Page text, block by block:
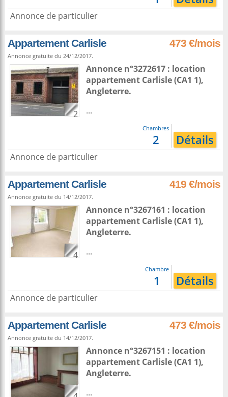
Annonce de particulier
Appartement Carlisle 473 €/mois
Annonce gratuite du 24/12/2017.
2
Annonce n°3272617 : location
appartement Carlisle(CA1 1),
Angleterre.
...
Chambres
2 Détails
Annonce de particulier
Appartement Carlisle 419 €/mois
Annonce gratuite du 14/12/2017.
4
Annonce n°3267161 : location
appartement Carlisle(CA1 1),
Angleterre.
...
Chambre
1 Détails
Annonce de particulier
Appartement Carlisle 473 €/mois
Annonce gratuite du 14/12/2017.
Annonce n°3267151 : location
appartement Carlisle(CA1 1),
Angleterre.
...